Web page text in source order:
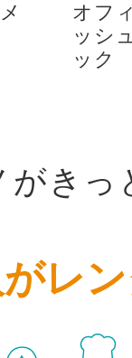
オフ
ッシ
ック
がきっ
レ